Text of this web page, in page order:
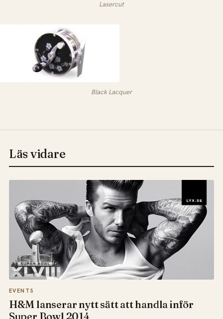
Lasercut
Black Lacquer
Läs vidare
EVENTS
H&M lanserar nytt sätt att handla inför
Super Bowl 2014